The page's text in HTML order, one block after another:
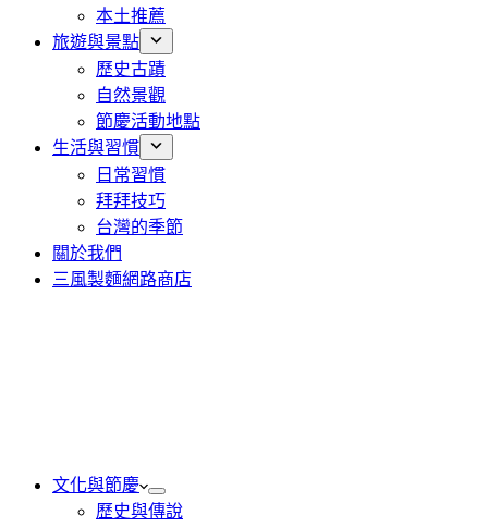
本土推薦
旅遊與景點
歷史古蹟
自然景觀
節慶活動地點
生活與習慣
日常習慣
拜拜技巧
台灣的季節
關於我們
三風製麵網路商店
文化與節慶
歷史與傳說